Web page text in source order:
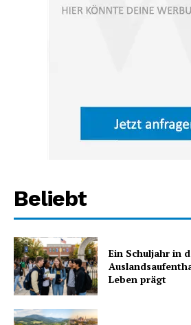
Beliebt
Ein Schuljahr in
Leben prägt